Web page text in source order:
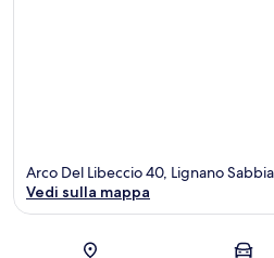
Arco Del Libeccio 40, Lignano
Vedi sulla mappa